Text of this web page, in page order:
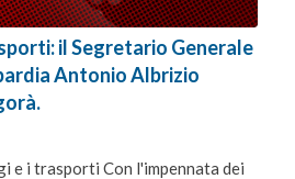
il Segretario Generale
Antonio Albrizio
e i trasporti Con l'impennata dei